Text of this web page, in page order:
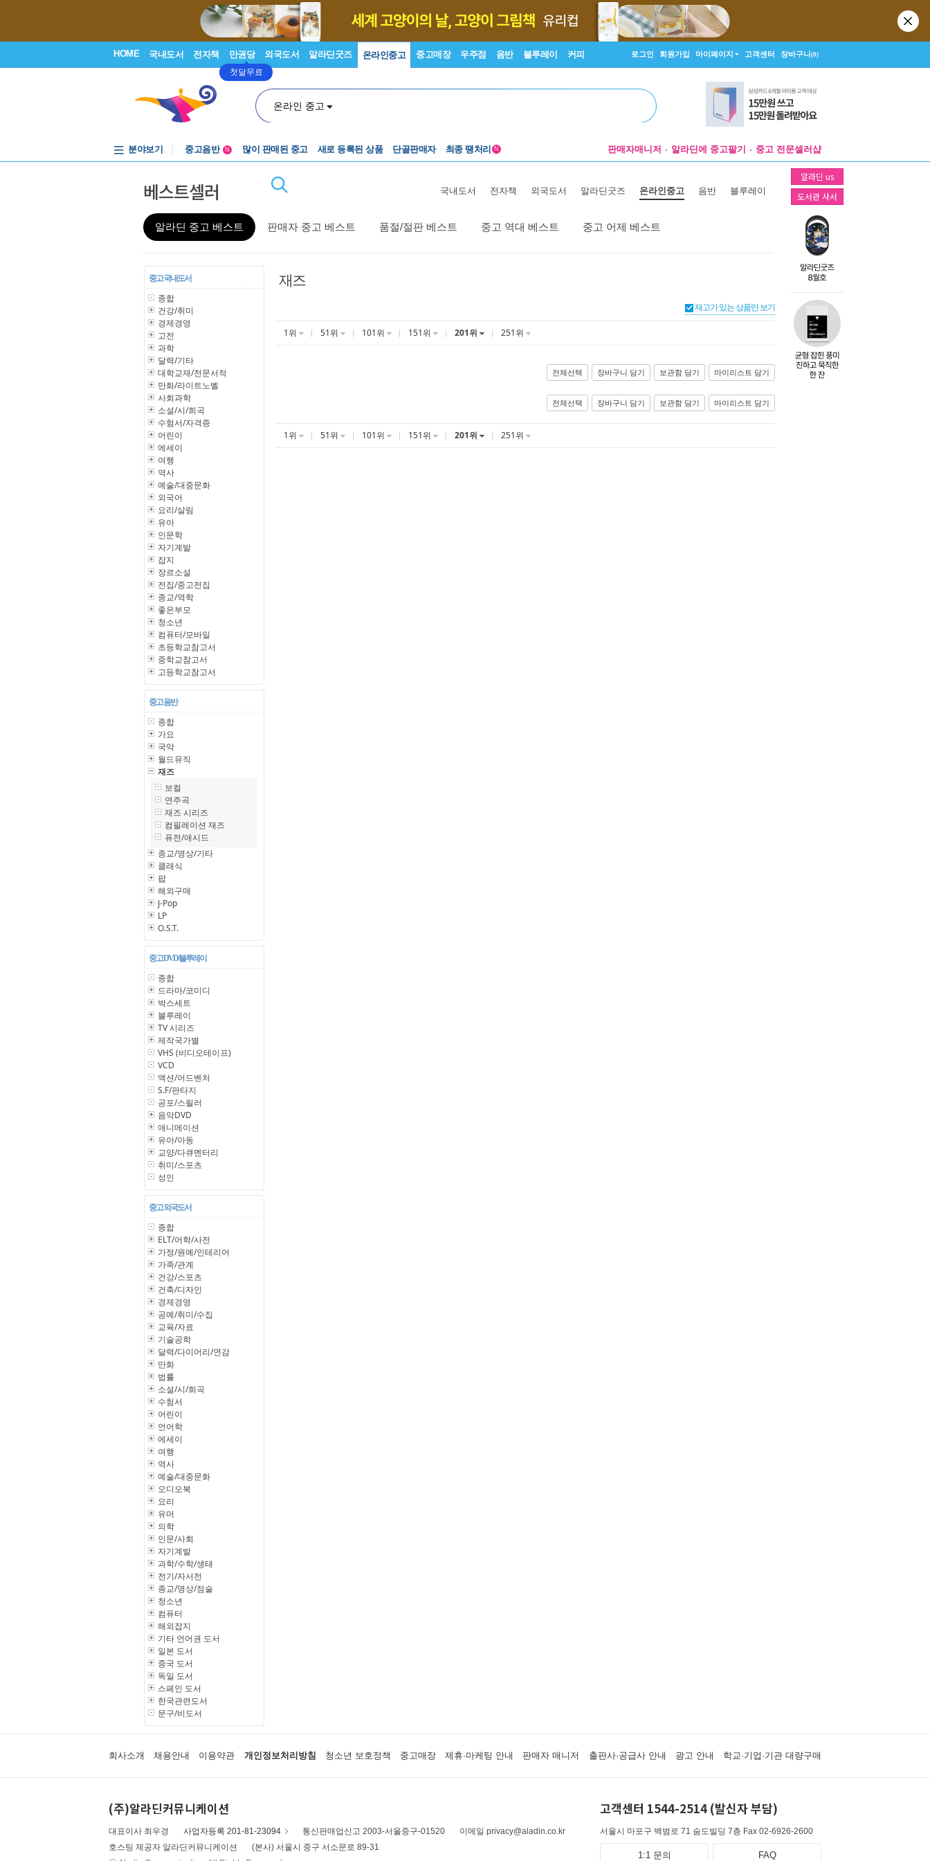
HOME 국내도서 전자책 만권당
첫달무료
외국도서 알라딘굿즈 온라인중고 중고매장 우주점 음반 블루레이 커피 로그인 회원가입 마이페이지 고객센터 장바구니(0)
온라인 중고
분야보기
중고음반
중고음반
N 많이 판매된 중고 새로 등록된 상품 단골판매자 최종 땡처리 N 판매자매니저 알라딘에 중고팔기 중고 전문셀러샵
알라딘 us
도서관 사서
베스트셀러 국내도서 전자책 외국도서 알라딘굿즈 온라인중고 음반 블루레이
알라딘 중고 베스트 판매자 중고 베스트 품절/절판 베스트 중고 역대 베스트 중고 어제 베스트
중고 국내도서
종합
건강/취미
경제경영
고전
과학
달력/기타
대학교재/전문서적
만화/라이트노벨
사회과학
소설/시/희곡
수험서/자격증
어린이
에세이
여행
역사
예술/대중문화
외국어
요리/살림
유아
인문학
자기계발
잡지
장르소설
전집/중고전집
종교/역학
좋은부모
청소년
컴퓨터/모바일
초등학교참고서
중학교참고서
고등학교참고서
중고 음반
종합
가요
국악
월드뮤직
재즈
보컬
연주곡
재즈 시리즈
컴필레이션 재즈
퓨전/애시드
종교/명상/기타
클래식
팝
해외구매
J-Pop
LP
O.S.T.
중고 DVD/블루레이
종합
드라마/코미디
박스세트
블루레이
TV 시리즈
제작국가별
VHS (비디오테이프)
VCD
액션/어드벤처
S.F/판타지
공포/스릴러
음악DVD
애니메이션
유아/아동
교양/다큐멘터리
취미/스포츠
성인
중고 외국도서
종합
ELT/어학/사전
가정/원예/인테리어
가족/관계
건강/스포츠
건축/디자인
경제경영
공예/취미/수집
교육/자료
기술공학
달력/다이어리/연감
만화
법률
소설/시/희곡
수험서
어린이
언어학
에세이
여행
역사
예술/대중문화
오디오북
요리
유머
의학
인문/사회
자기계발
과학/수학/생태
전기/자서전
종교/명상/점술
청소년
컴퓨터
해외잡지
기타 언어권 도서
일본 도서
중국 도서
독일 도서
스페인 도서
한국관련도서
문구/비도서
재즈
재고가 있는 상품만 보기
1위 51위 101위 151위 201위 251위
전체선택 장바구니 담기 보관함 담기 마이리스트 담기
전체선택 장바구니 담기 보관함 담기 마이리스트 담기
1위 51위 101위 151위 201위 251위
회사소개 채용안내 이용약관 개인정보처리방침 청소년 보호정책 중고매장 제휴·마케팅 안내 판매자 매니저 출판사·공급사 안내 광고 안내 학교·기업·기관 대량구매
(주)알라딘커뮤니케이션
대표이사 최우경 사업자등록 201-81-23094 통신판매업신고 2003-서울중구-01520
이메일 privacy@aladin.co.kr
호스팅 제공자 알라딘커뮤니케이션
(본사) 서울시 중구 서소문로 89-31
고객센터 1544-2514 (발신자 부담)
서울시 마포구 백범로 71 숨도빌딩 7층 Fax 02-6926-2600
1:1 문의 FAQ